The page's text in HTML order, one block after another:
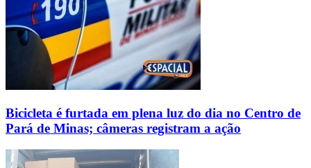
Bicicleta é furtada em plena luz do dia no Centro de
Pará de Minas; câmeras registram a ação